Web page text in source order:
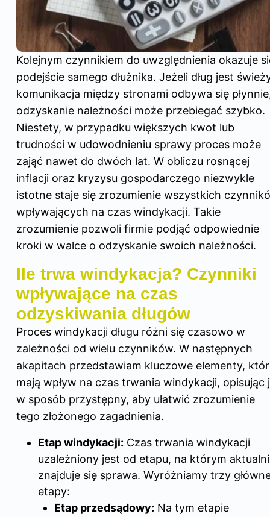
Kolejnym czynnikiem do uwzględnienia okazuje
podejście samego dłużnika. Jeżeli dług jest
komunikacja między stronami odbywa się
odzyskanie należności może przebiegać szybko.
Niestety, w przypadku większych kwot lub
trudności w udowodnieniu sprawy proces może
zająć nawet do dwóch lat. W obliczu rosnącej
inflacji oraz kryzysu gospodarczego niezwykle
istotne staje się zrozumienie wszystkich
wpływających na czas windykacji. Takie
zrozumienie pozwoli firmie podjąć odpowiednie
kroki w walce o odzyskanie swoich należności.
Ile trwa windykacja? Czynniki
wpływające na czas
odzyskiwania długów
Proces windykacji długu różni się czasowo w
zależności od wielu czynników. W następnych
akapitach przedstawiam kluczowe elementy,
mają wpływ na czas trwania windykacji, opisując
w sposób przystępny, aby ułatwić zrozumienie
tego złożonego zagadnienia.
Etap windykacji: Czas trwania windykacji
uzależniony jest od etapu, na którym
znajduje się sprawa. Wyróżniamy trzy
etapy:
Etap przedsądowy: Na tym etapie